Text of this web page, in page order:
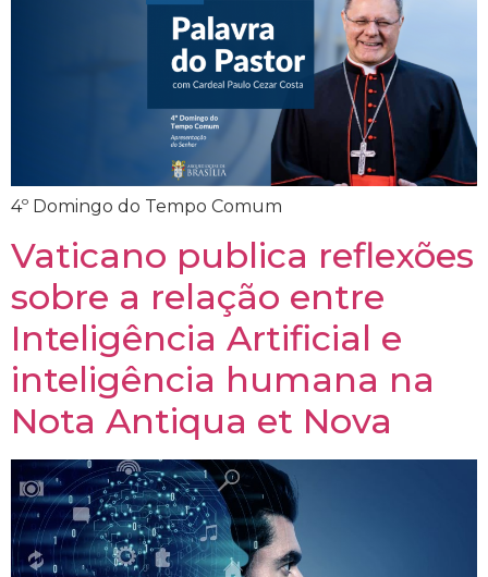
4º Domingo do Tempo Comum
Vaticano publica reflexões
sobre a relação entre
Inteligência Artificial e
inteligência humana na
Nota Antiqua et Nova